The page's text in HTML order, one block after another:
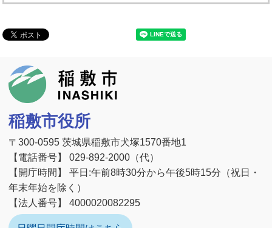
稲敷市役所
〒300-0595 茨城県稲敷市犬塚1570番地1
【電話番号】 029-892-2000（代）
【開庁時間】 平日:午前8時30分から午後5時15分（祝日・
年末年始を除く）
【法人番号】 4000020082295